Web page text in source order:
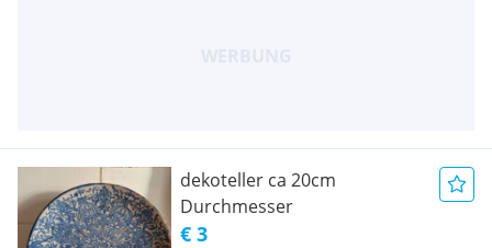
dekoteller ca 20cm
Durchmesser
€ 3